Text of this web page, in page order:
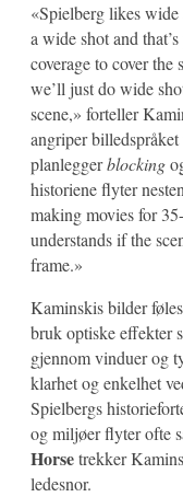
«Spielberg likes
a wide shot and
coverage to cover
we’ll just do wide
scene,» forteller
angriper
planleggerblocking
historiene flyter
making movies for
understands if the
frame.»
Kaminskis bilder
bruk optiske effekter
gjennom vinduer og
klarhet og enkelhet
Spielbergs
og miljøer flyter ofte
Horsetrekker
ledesnor.